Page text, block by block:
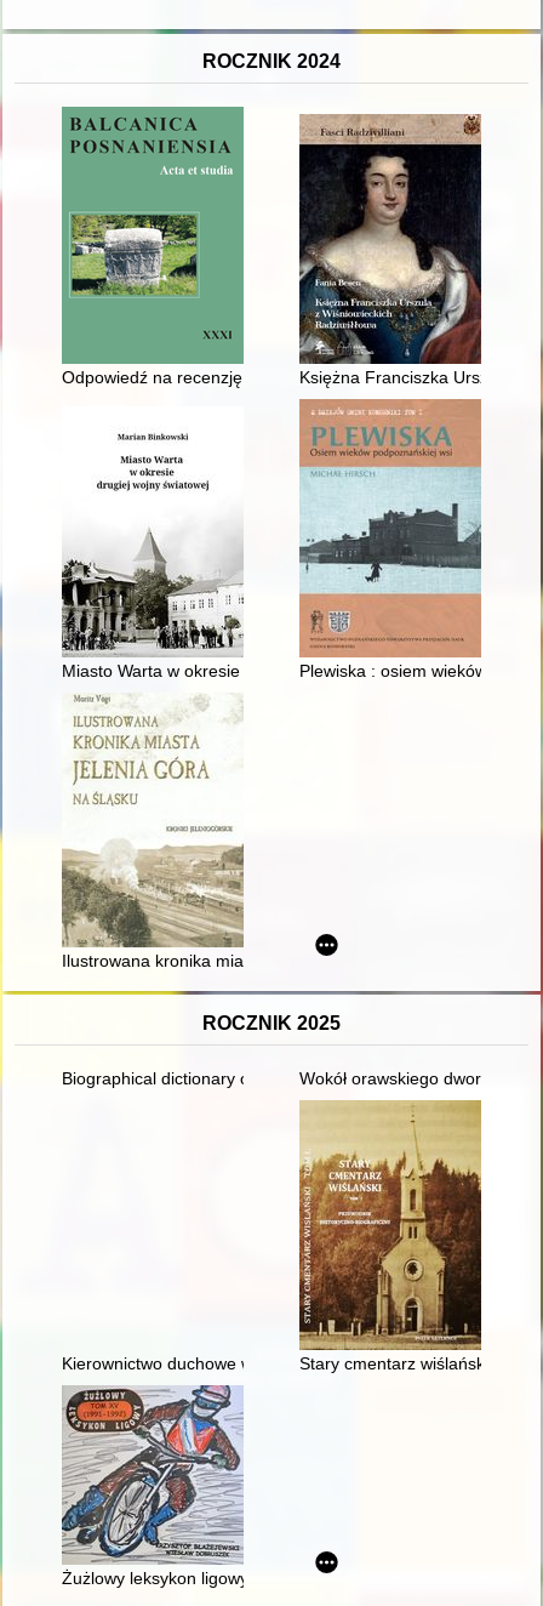
ROCZNIK 2024
Odpowiedź na recenzję Błażeja Szeflińskiego, dotyczącą
Księżna Franciszka Urszula z
Miasto Warta w okresie drugiej wojny światowej
Plewiska : osiem wieków
Ilustrowana kronika miasta Jelenia Góra na Śląsku
ROCZNIK 2025
Biographical dictionary of graduates of the Polish Maritime
Wokół orawskiego dworu :
Kierownictwo duchowe w Biblii, posłudze św. Ojca Pio i
Stary cmentarz wiślański. T. 1,
Żużlowy leksykon ligowy. T. 15,